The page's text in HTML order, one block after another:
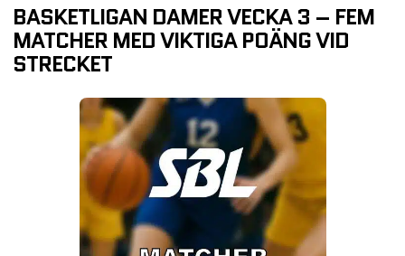
BASKETLIGAN DAMER VECKA 3 – FEM
MATCHER MED VIKTIGA POÄNG VID
STRECKET